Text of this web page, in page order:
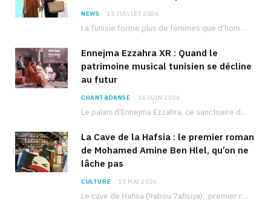
NEWS 15 JUILLET 2026
La Tunisie forme plus de femmes que d’hommes dans les filières scientifiques. Pourtant, pour beaucoup…
Ennejma Ezzahra XR : Quand le
patrimoine musical tunisien se décline
au futur
CHANT&DANSE 16 JUIN 2026
Le palais d’Ennejma Ezzahra, ce sanctuaire de la musique tunisienne et méditerranéenne construit par le…
La Cave de la Hafsia : le premier roman
de Mohamed Amine Ben Hlel, qu’on ne
lâche pas
CULTURE 15 MAI 2026
Le cave de Hafisa (9abou 7afisiya), premier roman du journaliste tunisien Mohamed Amine Ben Hlel,…